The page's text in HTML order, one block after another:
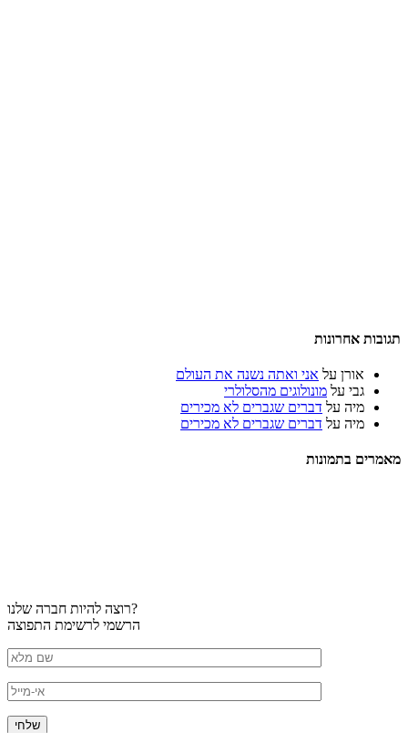
תגובות אחרונות
אורן על אני ואתה נשנה את העולם
גבי על מונולוגים מהסלולרי
מיה על דברים שגברים לא מכירים
מיה על דברים שגברים לא מכירים
מאמרים בתמונות
רוצה להיות חברה שלנו?
הרשמי לרשימת התפוצה